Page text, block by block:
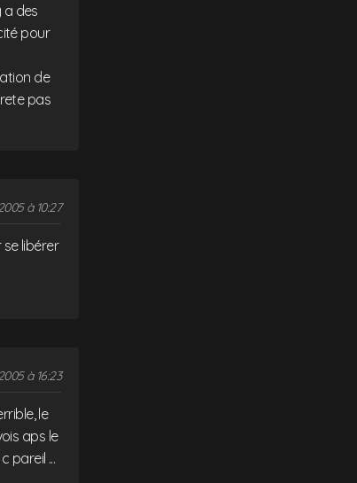
a des
pour
de
pas
à 10:27
libérer
à 16:23
le
aps le
pareil ...